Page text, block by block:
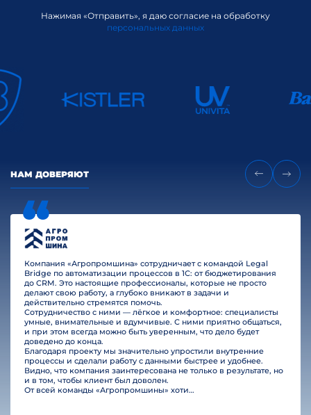
Нажимая «Отправить», я даю согласие на обработку
персональных данных
НАМ ДОВЕРЯЮТ
Компания «Агропромшина» сотрудничает с командой Legal
Bridge по автоматизации процессов в 1С: от бюджетирования
до CRM. Это настоящие профессионалы, которые не просто
делают свою работу, а глубоко вникают в задачи и
действительно стремятся помочь.
Сотрудничество с ними — лёгкое и комфортное: специалисты
умные, внимательные и вдумчивые. С ними приятно общаться,
и при этом всегда можно быть уверенным, что дело будет
доведено до конца.
Благодаря проекту мы значительно упростили внутренние
процессы и сделали работу с данными быстрее и удобнее.
Видно, что компания заинтересована не только в результате, но
и в том, чтобы клиент был доволен.
От всей команды «Агропромшины» хотим поблагодарить специалистов Legal Bridge за отличную работу и человеческое отношение.…